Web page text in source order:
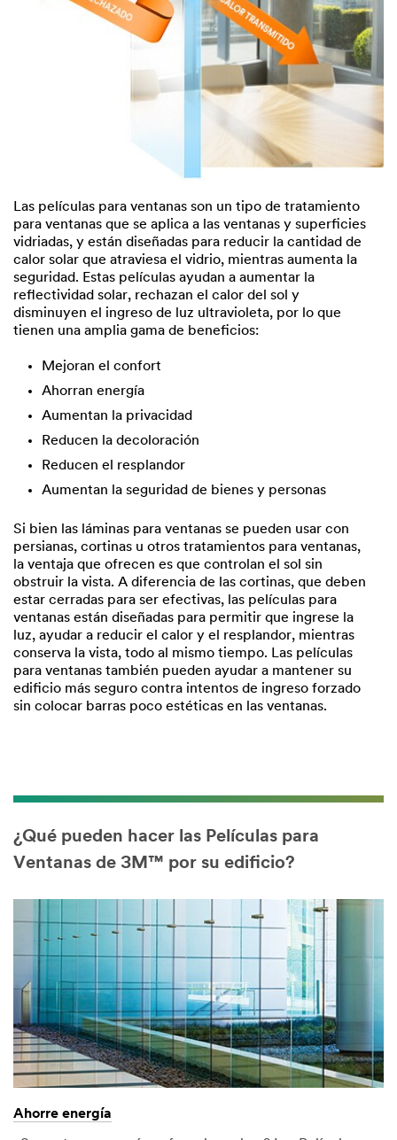
Las películas para ventanas son un tipo de tratamiento
para ventanas que se aplica a las ventanas y superficies
vidriadas, y están diseñadas para reducir la cantidad de
calor solar que atraviesa el vidrio, mientras aumenta la
seguridad. Estas películas ayudan a aumentar la
reflectividad solar, rechazan el calor del sol y
disminuyen el ingreso de luz ultravioleta, por lo que
tienen una amplia gama de beneficios:
Mejoran el confort
Ahorran energía
Aumentan la privacidad
Reducen la decoloración
Reducen el resplandor
Aumentan la seguridad de bienes y personas
Si bien las láminas para ventanas se pueden usar con
persianas, cortinas u otros tratamientos para ventanas,
la ventaja que ofrecen es que controlan el sol sin
obstruir la vista. A diferencia de las cortinas, que deben
estar cerradas para ser efectivas, las películas para
ventanas están diseñadas para permitir que ingrese la
luz, ayudar a reducir el calor y el resplandor, mientras
conserva la vista, todo al mismo tiempo. Las películas
para ventanas también pueden ayudar a mantener su
edificio más seguro contra intentos de ingreso forzado
sin colocar barras poco estéticas en las ventanas.
¿Qué pueden hacer las Películas para
Ventanas de 3M™ por su edificio?
Ahorre energía